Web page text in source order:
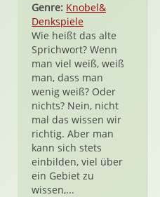
Genre: Knobel&
Denkspiele
Wie heißt das alte
Sprichwort? Wenn
man viel weiß, weiß
man, dass man
wenig weiß? Oder
nichts? Nein, nicht
mal das wissen wir
richtig. Aber man
kann sich stets
einbilden, viel über
ein Gebiet zu
wissen,...